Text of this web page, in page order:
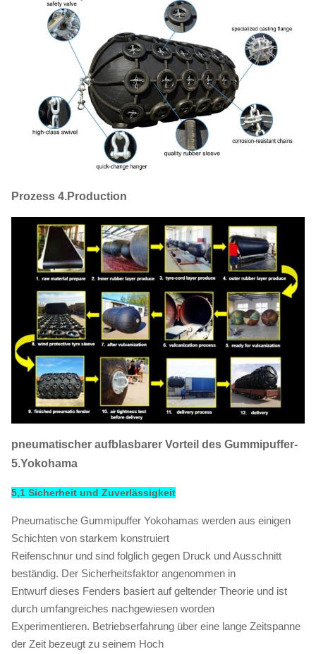
Prozess 4.Production
pneumatischer aufblasbarer Vorteil des Gummipuffer-
5.Yokohama
5,1 Sicherheit und Zuverlässigkeit
Pneumatische Gummipuffer Yokohamas werden aus einigen
Schichten von starkem konstruiert
Reifenschnur und sind folglich gegen Druck und Ausschnitt
beständig. Der Sicherheitsfaktor angenommen in
Entwurf dieses Fenders basiert auf geltender Theorie und ist
durch umfangreiches nachgewiesen worden
Experimentieren. Betriebserfahrung über eine lange Zeitspanne
der Zeit bezeugt zu seinem Hoch